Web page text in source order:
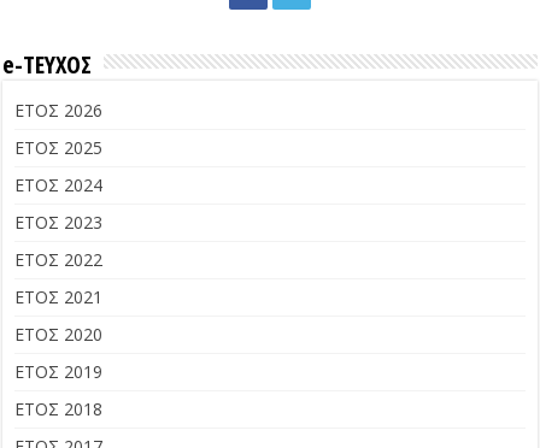
e-ΤΕΥΧΟΣ
ΕΤΟΣ 2026
ΕΤΟΣ 2025
ΕΤΟΣ 2024
ΕΤΟΣ 2023
ΕΤΟΣ 2022
ΕΤΟΣ 2021
ΕΤΟΣ 2020
ΕΤΟΣ 2019
ΕΤΟΣ 2018